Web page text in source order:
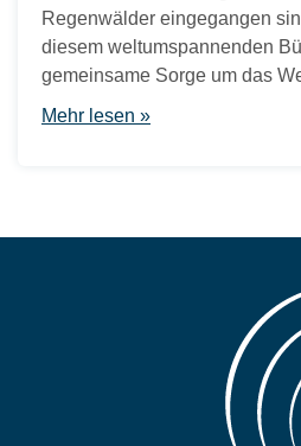
Regenwälder eingegangen
diesem weltumspannenden
gemeinsame Sorge um das
Mehr lesen »